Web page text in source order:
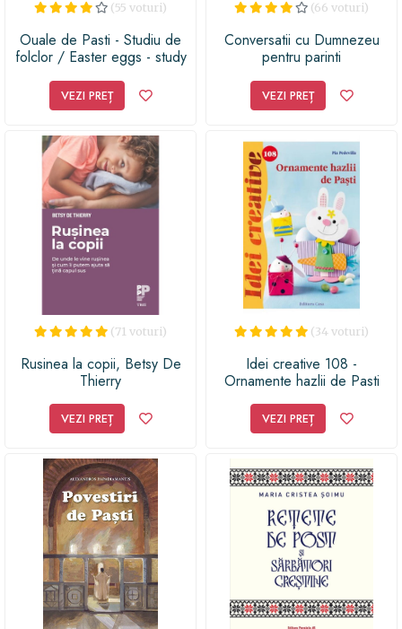
(55 voturi)
Ouale de Pasti - Studiu de
folclor / Easter eggs - study
VEZI PREȚ
(66 voturi)
Conversatii cu Dumnezeu
pentru parinti
VEZI PREȚ
(71 voturi)
Rusinea la copii, Betsy De
Thierry
VEZI PREȚ
(34 voturi)
Idei creative 108 -
Ornamente hazlii de Pasti
VEZI PREȚ